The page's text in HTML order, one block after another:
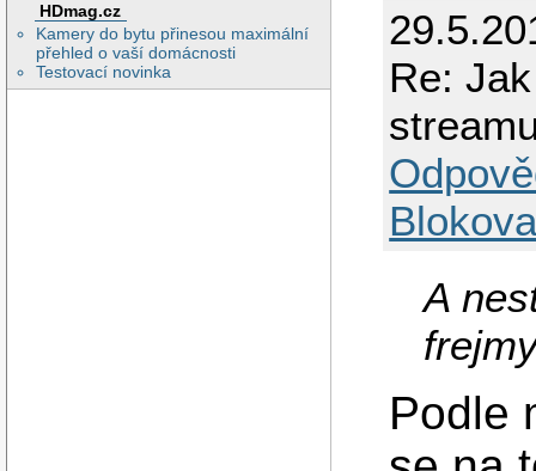
HDmag.cz
Kamery do bytu přinesou maximální
přehled o vaší domácnosti
Testovací novinka
Re:
A
Podle